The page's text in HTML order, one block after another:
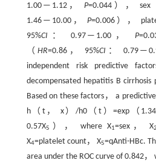
1.00‍ ‍—‍ ‍1.12，P=0.044）， sex
1.46‍ ‍—‍ ‍10.00， P=0.006），
95%CI ： 0.97‍ ‍—‍ ‍1.00， P
（ HR=0.86， 95%CI ： 0.79‍ ‍—‍
independent risk predictive
decompensated hepatitis B
Based on these factors， a
h（t， x）/h0（t）=exp（
0.57X5 ）， where X1=sex， X
X4=platelet count， X5=qAnti-HBc.
area under the ROC curve of 0.842，